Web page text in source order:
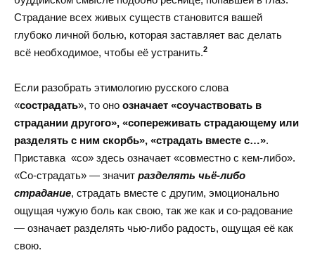
Страдание всех живых существ становится вашей
глубоко личной болью, которая заставляет вас делать
всё необходимое, чтобы её устранить.2
Если разобрать этимологию русского слова
«сострадать», то оно означает «соучаствовать в
страдании другого», «сопереживать страдающему или
разделять с ним скорбь», «страдать вместе с…».
Приставка «со» здесь означает «совместно с кем-либо».
«Со-страдать» — значит разделять чьё-либо
страдание, страдать вместе с другим, эмоционально
ощущая чужую боль как свою, так же как и со-радование
— означает разделять чью-либо радость, ощущая её как
свою.